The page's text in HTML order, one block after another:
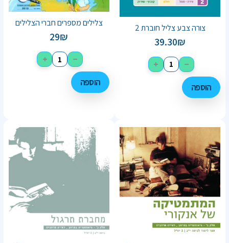
צורה צבע צליל חוברת 2
39.30₪
−
+
הוספה
צלילים מספרים חברי הצלילים
29₪
−
+
הוספה